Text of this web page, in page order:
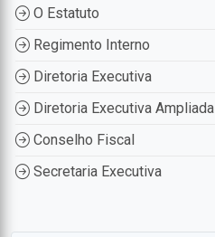
O Estatuto
Regimento Interno
Diretoria Executiva
Diretoria Executiva Ampliada
Conselho Fiscal
Secretaria Executiva